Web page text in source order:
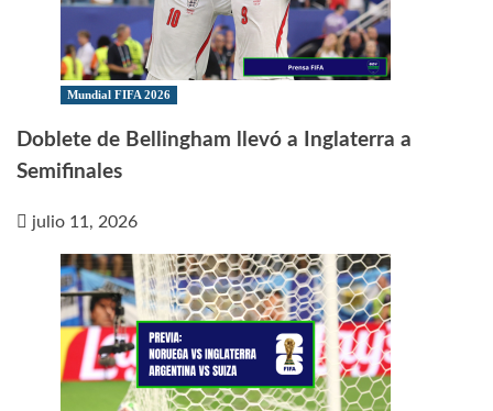
Mundial FIFA 2026
Doblete de Bellingham llevó a Inglaterra a
Semifinales
julio 11, 2026